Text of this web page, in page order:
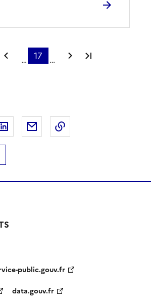
Première page
Page précédente
… 17 … Page suivante
Facebook
sur X
Partager sur LinkedIn
Partager par email
public.gouv.fr
data.gouv.fr